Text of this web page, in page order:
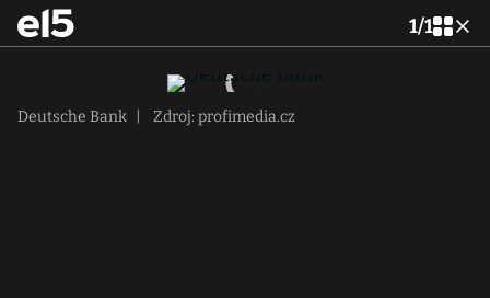
1/1
Deutsche Bank Zdroj: profimedia.cz